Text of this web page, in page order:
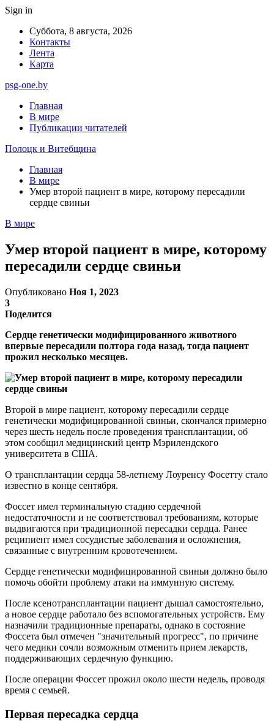
Sign in
Суббота, 8 августа, 2026
Контакты
Лента
Карта
psg-one.by
Главная
В мире
Публикации читателей
Полоцк и Витебщина
Главная
В мире
Умер второй пациент в мире, которому пересадили
сердце свиньи
В мире
Умер второй пациент в мире, которому
пересадили сердце свиньи
Опубликовано Ноя 1, 2023
3
Поделится
Сердце генетически модифицированного животного
впервые пересадили полтора года назад, тогда пациент
прожил несколько месяцев.
Второй в мире пациент, которому пересадили сердце
генетически модифицированной свиньи, скончался примерно
через шесть недель после проведения трансплантации, об
этом сообщил медицинский центр Мэрилендского
университета в США.
О трансплантации сердца 58-летнему Лоуренсу Фосетту стало
известно в конце сентября.
Фоссет имел терминальную стадию сердечной
недостаточности и не соответствовал требованиям, которые
выдвигаются при традиционной пересадки сердца. Ранее
реципиент имел сосудистые заболевания и осложнения,
связанные с внутренним кровотечением.
Сердце генетически модифицированной свиньи должно было
помочь обойти проблему атаки на иммунную систему.
После ксенотрансплантации пациент дышал самостоятельно,
а новое сердце работало без вспомогательных устройств. Ему
назначили традиционные препараты, однако в состояние
Фоссета был отмечен "значительный прогресс", по причине
чего медики сочли возможным отменить прием лекарств,
поддерживающих сердечную функцию.
После операции Фоссет прожил около шести недель, проводя
время с семьей.
Первая пересадка сердца